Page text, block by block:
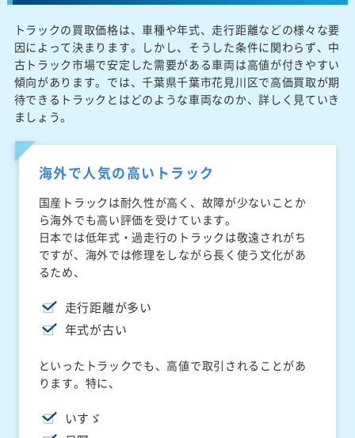
トラックの買取価格は、車種や年式、走行距離などの様々な要
因によって決まります。しかし、そうした条件に関わらず、中
古トラック市場で安定した需要がある車両は高値が付きやすい
傾向があります。では、千葉県千葉市花見川区で高価買取が期
待できるトラックとはどのような車両なのか、詳しく見ていき
ましょう。
海外で人気の高いトラック
国産トラックは耐久性が高く、故障が少ないことか
ら海外でも高い評価を受けています。
日本では低年式・過走行のトラックは敬遠されがち
ですが、海外では修理をしながら長く使う文化があ
るため、
走行距離が多い
年式が古い
といったトラックでも、高値で取引されることがあ
ります。特に、
いすゞ